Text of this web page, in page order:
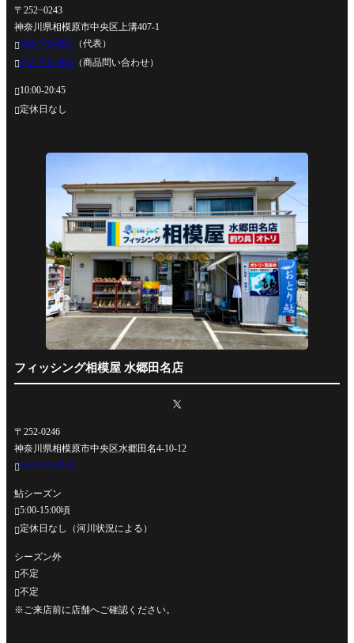
〒252−0243
神奈川県相模原市中央区上溝407-1
042-778-4991 （代表）
042-778-4995 （商品問い合わせ）
10:00-20:45
定休日なし
フィッシング相模屋 水郷田名店
〒252-0246
神奈川県相模原市中央区水郷田名4-10-12
042-762-0330
鮎シーズン
5:00-15:00頃
定休日なし（河川状況による）
シーズン外
不定
不定
※ご来店前に店舗へご確認ください。